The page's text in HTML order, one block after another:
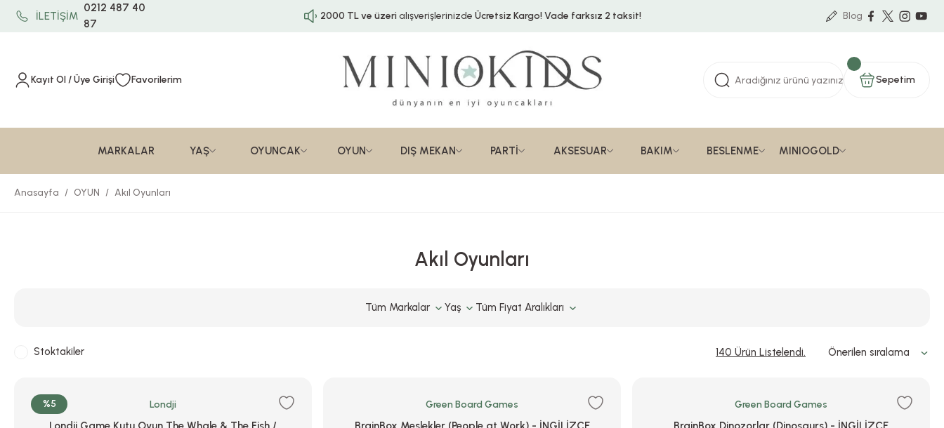
İLETİŞİM
0212 487 40
87
2000 TL ve üzerialışverişlerinizde Ücretsiz Kargo!Vade farksız 2 taksit! Blog
Kayıt Ol / Üye Girişi Favorilerim Sepetim
MARKALAR YAŞ OYUNCAK OYUN DIŞ MEKAN PARTİ AKSESUAR BAKIM BESLENME MINIOGOLD
Anasayfa OYUN Akıl Oyunları
Akıl Oyunları
Tüm Markalar Yaş Tüm Fiyat Aralıkları
Stoktakiler 140 Ürün Listelendi.
%5 Londji Green Board Games Green Board Games